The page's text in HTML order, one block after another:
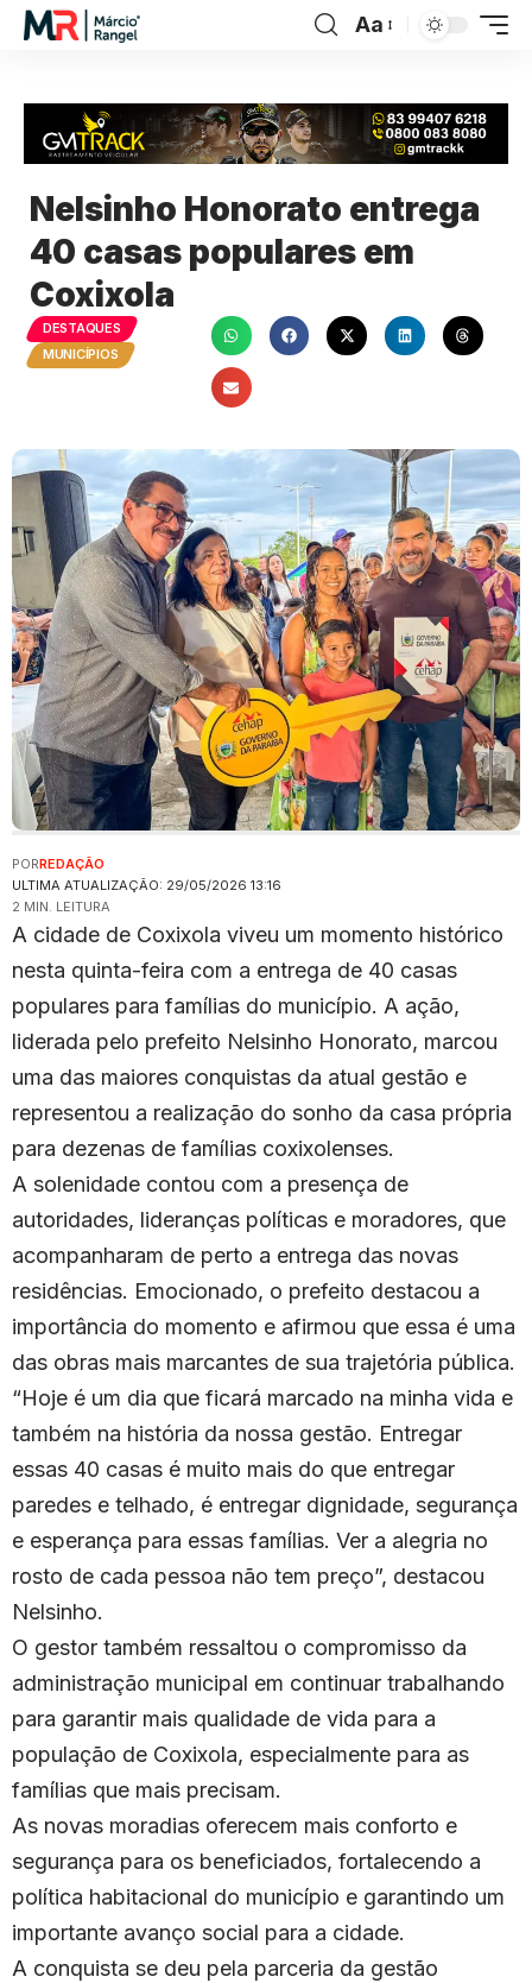
Aa
Nelsinho Honorato entrega
40 casas populares em
Coxixola
DESTAQUES
MUNICÍPIOS
ULTIMA ATUALIZAÇÃO: 29/05/2026 13:16
PORREDAÇÃO
2 MIN. LEITURA
A cidade de Coxixola viveu um momento histórico
nesta quinta-feira com a entrega de 40 casas
populares para famílias do município. A ação,
liderada pelo prefeito Nelsinho Honorato, marcou
uma das maiores conquistas da atual gestão e
representou a realização do sonho da casa própria
para dezenas de famílias coxixolenses.
A solenidade contou com a presença de
autoridades, lideranças políticas e moradores, que
acompanharam de perto a entrega das novas
residências. Emocionado, o prefeito destacou a
importância do momento e afirmou que essa é uma
das obras mais marcantes de sua trajetória pública.
“Hoje é um dia que ficará marcado na minha vida e
também na história da nossa gestão. Entregar
essas 40 casas é muito mais do que entregar
paredes e telhado, é entregar dignidade, segurança
e esperança para essas famílias. Ver a alegria no
rosto de cada pessoa não tem preço”, destacou
Nelsinho.
O gestor também ressaltou o compromisso da
administração municipal em continuar trabalhando
para garantir mais qualidade de vida para a
população de Coxixola, especialmente para as
famílias que mais precisam.
As novas moradias oferecem mais conforto e
segurança para os beneficiados, fortalecendo a
política habitacional do município e garantindo um
importante avanço social para a cidade.
A conquista se deu pela parceria da gestão